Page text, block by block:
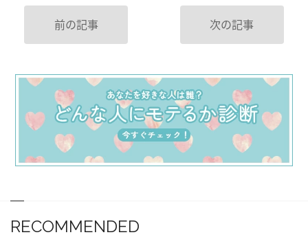
前の記事 次の記事
RECOMMENDED